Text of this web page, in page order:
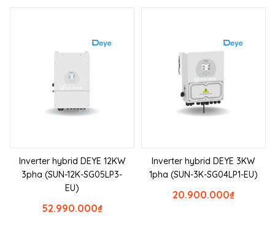
Inverter hybrid DEYE 12KW
3pha (SUN-12K-SG05LP3-
EU)
₫
52.990.000
Inverter hybrid DEYE 3KW
1pha (SUN-3K-SG04LP1-EU)
₫
20.900.000